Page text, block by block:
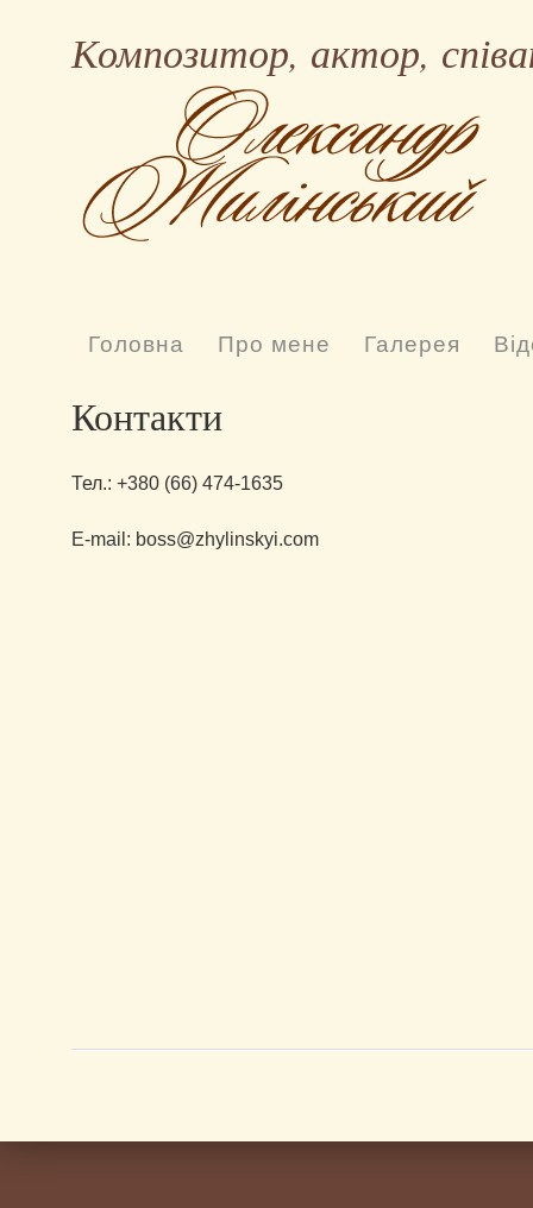
Композитор, актор,
Головна Про мене Галерея
Контакти
Тел.: +380 (66) 474-1635
E-mail: boss@zhylinskyi.com